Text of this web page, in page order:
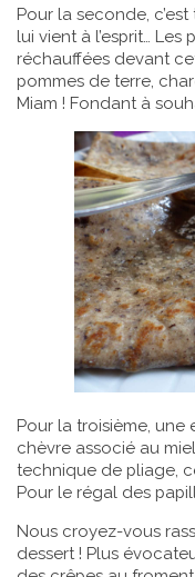
Pour la seconde,
lui vient à l’esprit…
réchauffées devant
pommes de terre,
Miam ! Fondant à
Pour la troisième, une
chèvre associé au
technique de pliage,
Pour le régal des
Nous croyez-vous
dessert ! Plus